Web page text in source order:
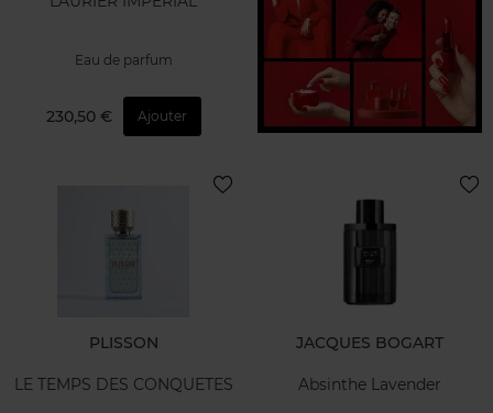
Eau de parfum
230,50 € Ajouter
PLISSON
LE TEMPS DES CONQUETES
JACQUES BOGART
Absinthe Lavender